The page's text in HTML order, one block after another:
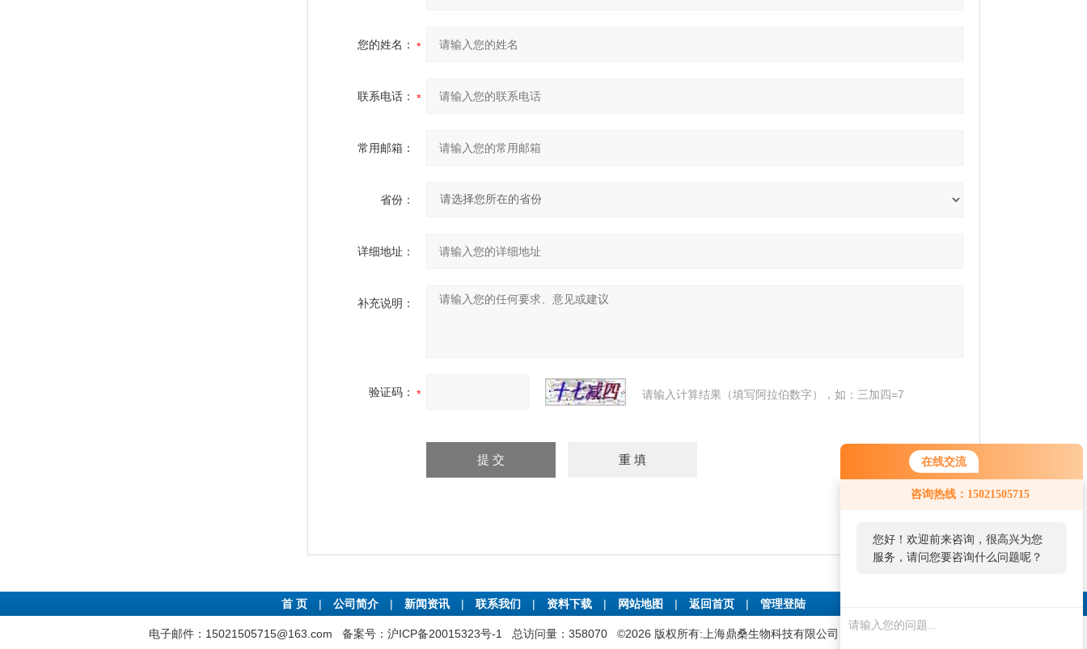
在线交流
咨询热线：15021505715
您好！欢迎前来咨询，很高兴为您
服务，请问您要咨询什么问题呢？
您的姓名：
联系电话：
常用邮箱：
省份：
详细地址：
补充说明：
验证码： 请输入计算结果（填写阿拉伯数字），如：三加四=7
首 页 | 公司简介 | 新闻资讯 | 联系我们 | 资料下载 | 网站地图 | 返回首页 | 管理登陆
电子邮件：15021505715@163.com 备案号：沪ICP备20015323号-1 总访问量：358070 ©2026 版权所有:上海鼎桑生物科技有限公司 技术支持：仪表网